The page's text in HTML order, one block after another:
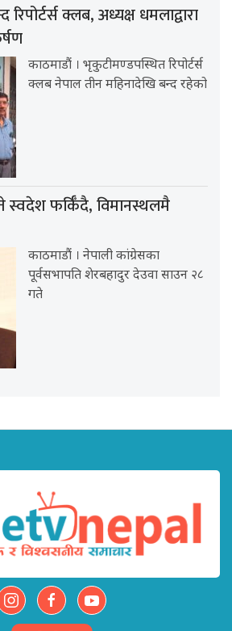
क्लब, अध्यक्ष धमलाद्वारा
काठमाडौं । भृकुटीमण्डपस्थित रिपोर्टर्स
क्लब नेपाल तीन महिनादेखि बन्द रहेको
स्वदेश फर्किँदै, विमानस्थलमै
काठमाडौं । नेपाली कांग्रेसका
पूर्वसभापति शेरबहादुर देउवा साउन २८
गते